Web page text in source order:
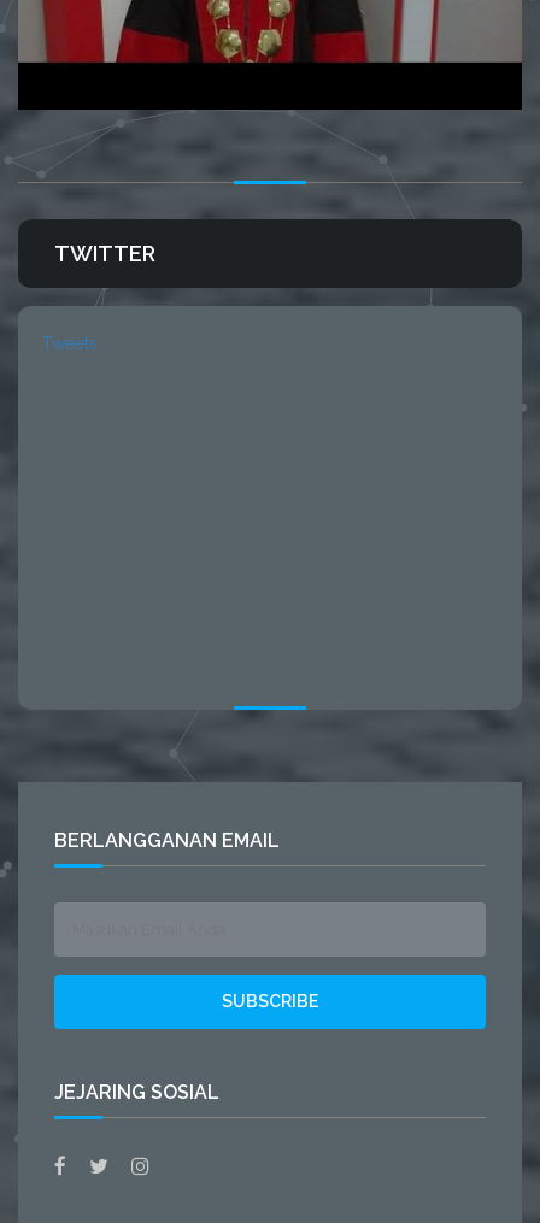
TWITTER
Tweets
BERLANGGANAN EMAIL
JEJARING SOSIAL